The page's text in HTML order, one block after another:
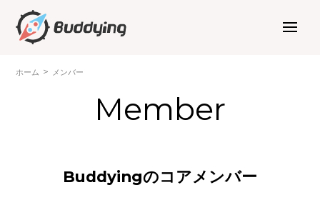
ホーム メンバー
Member
Buddyingのコアメンバー